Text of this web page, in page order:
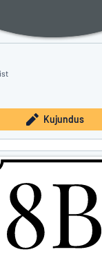
Kujundus